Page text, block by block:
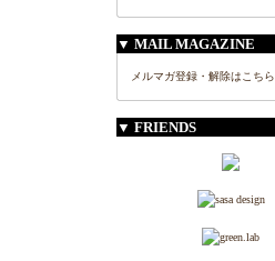
▼ MAIL MAGAZINE
メルマガ登録・解除はこちら
▼ FRIENDS